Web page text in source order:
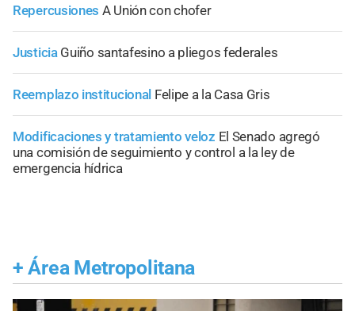
Repercusiones A Unión con chofer
Justicia Guiño santafesino a pliegos federales
Reemplazo institucional Felipe a la Casa Gris
Modificaciones y tratamiento veloz El Senado agregó
una comisión de seguimiento y control a la ley de
emergencia hídrica
+ Área Metropolitana